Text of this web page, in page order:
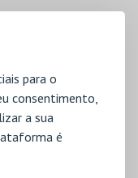
para o
consentimento,
a sua
é